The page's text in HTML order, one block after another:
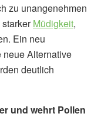
zu unangenehmen
Müdigkeit,
Ein neu
neue Alternative
deutlich
und wehrt Pollen